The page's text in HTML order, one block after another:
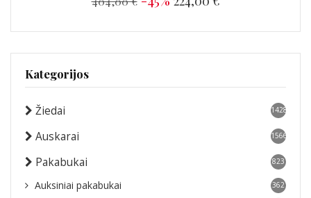
Kategorijos
Žiedai 1428
Auskarai 1566
Pakabukai 823
Auksiniai pakabukai 362